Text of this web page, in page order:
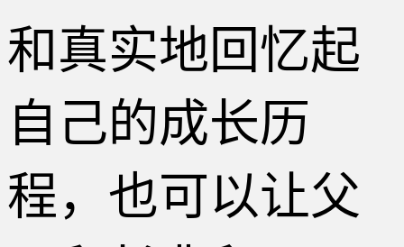
和真实地回忆起
自己的成长历
程，也可以让父